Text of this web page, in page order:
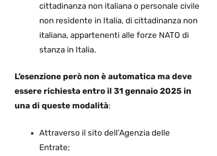
cittadinanza non italiana o personale civile
non residente in Italia, di cittadinanza non
italiana, appartenenti alle forze NATO di
stanza in Italia.
L’esenzione però non è automatica ma deve
essere richiesta entro il 31 gennaio 2025 in
una di queste modalità:
Attraverso il sito dell’Agenzia delle
Entrate;